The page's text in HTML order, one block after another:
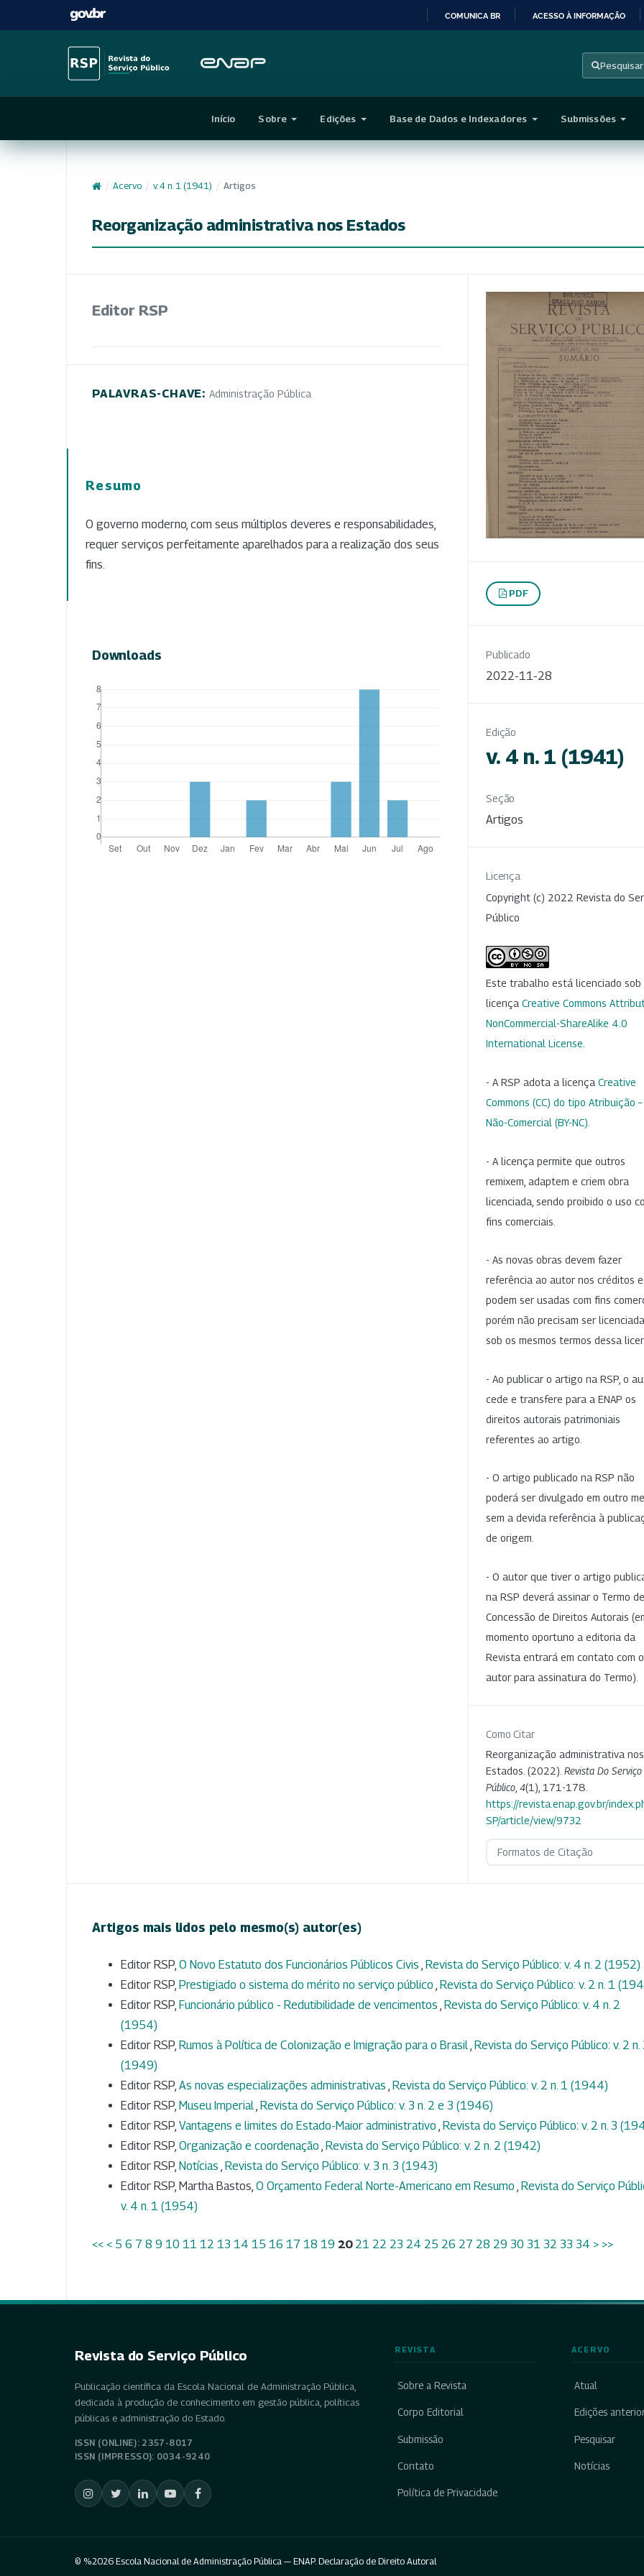
CONTEÚDO
COMUNICA BR ACESSO À INFORMAÇÃO
Pesquisar
Início Sobre Edições Base de Dados e Indexadores Submissões
/ Acervo / v. 4 n. 1 (1941) / Artigos
Reorganização administrativa nos Estados
Editor RSP
PALAVRAS-CHAVE: Administração Pública
Resumo
O governo moderno, com seus múltiplos deveres e responsabilidades,
requer serviços perfeitamente aparelhados para a realização dos seus
fins.
Downloads
PDF
Publicado
2022-11-28
Edição
v. 4 n. 1 (1941)
Seção
Artigos
Licença
Copyright (c) 2022 Revista do
Público
Este trabalho está licenciado sob
licença Creative Commons
NonCommercial-ShareAlike 4.0
International License
- A RSP adota a licença Creative
Commons (CC) do tipo Atribuição –
Não-Comercial (BY-NC)
- A licença permite que outros
remixem, adaptem e criem obra
licenciada, sendo proibido o uso
fins comerciais.
- As novas obras devem fazer
referência ao autor nos créditos
podem ser usadas com fins
porém não precisam ser
sob os mesmos termos dessa
- Ao publicar o artigo na RSP, o
cede e transfere para a ENAP os
direitos autorais patrimoniais
referentes ao artigo.
- O artigo publicado na RSP não
poderá ser divulgado em outro
sem a devida referência à
de origem.
- O autor que tiver o artigo
na RSP deverá assinar o Termo de
Concessão de Direitos Autorais
momento oportuno a editoria da
Revista entrará em contato com o
autor para assinatura do Termo).
Como Citar
Reorganização administrativa nos
Estados. (2022). Revista Do Serviço
Público 4(1), 171-178.
https://revista.enap.gov.br/
SP/article/view/9732
Formatos de Citação
Artigos mais lidos pelo mesmo(s) autor(es)
Editor RSP, O Novo Estatuto dos Funcionários Públicos Civis Revista do Serviço Público: v. 4 n. 2 (1952)
Editor RSP, Prestigiado o sistema do mérito no serviço público Revista do Serviço Público: v. 2 n. 1
Editor RSP, Funcionário público - Redutibilidade de vencimentos Revista do Serviço Público: v. 4 n. 2
(1954)
Editor RSP, Rumos à Política de Colonização e Imigração para o Brasil Revista do Serviço Público: v. 2 n.
(1949)
Editor RSP, As novas especializações administrativas Revista do Serviço Público: v. 2 n. 1 (1944)
Editor RSP, Museu Imperial Revista do Serviço Público: v. 3 n. 2 e 3 (1946)
Editor RSP, Vantagens e limites do Estado-Maior administrativo Revista do Serviço Público: v. 2 n. 3
Editor RSP, Organização e coordenação Revista do Serviço Público: v. 2 n. 2 (1942)
Editor RSP, Notícias Revista do Serviço Público: v. 3 n. 3 (1943)
Editor RSP, Martha Bastos, O Orçamento Federal Norte-Americano em Resumo Revista do Serviço
v. 4 n. 1 (1954)
<< < 5 6 7 8 9 10 11 12 13 14 15 16 17 18 19 20 21 22 23 24 25 26 27 28 29 30 31 32 33 34 > >>
Revista do Serviço Público
Publicação científica da Escola Nacional de Administração Pública,
dedicada à produção de conhecimento em gestão pública, políticas
públicas e administração do Estado.
ISSN (ONLINE): 2357-8017
ISSN (IMPRESSO): 0034-9240
REVISTA
Sobre a Revista
Corpo Editorial
Submissão
Contato
Política de Privacidade
ACERVO
Atual
Edições
Pesquisar
Notícias
© %2026 Escola Nacional de Administração Pública — ENAP. Declaração de Direito Autoral